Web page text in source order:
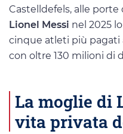
Castelldefels, alle porte
Lionel Messi nel 2025
cinque atleti più pagati
con oltre 130 milioni di
La moglie di
vita privata